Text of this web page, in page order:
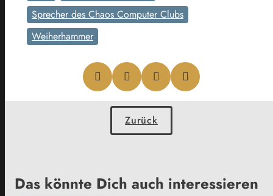
Sprecher des Chaos Computer Clubs
Weiherhammer
Zurück
Das könnte Dich auch interessieren